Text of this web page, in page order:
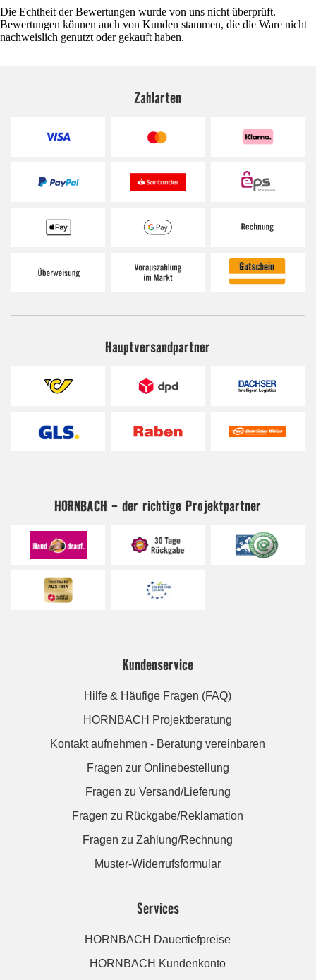
Die Echtheit der Bewertungen wurde von uns nicht überprüft.
Bewertungen können auch von Kunden stammen, die die Ware nicht
nachweislich genutzt oder gekauft haben.
Zahlarten
Hauptversandpartner
HORNBACH - der richtige Projektpartner
Kundenservice
Hilfe & Häufige Fragen (FAQ)
HORNBACH Projektberatung
Kontakt aufnehmen - Beratung vereinbaren
Fragen zur Onlinebestellung
Fragen zu Versand/Lieferung
Fragen zu Rückgabe/Reklamation
Fragen zu Zahlung/Rechnung
Muster-Widerrufsformular
Services
HORNBACH Dauertiefpreise
HORNBACH Kundenkonto